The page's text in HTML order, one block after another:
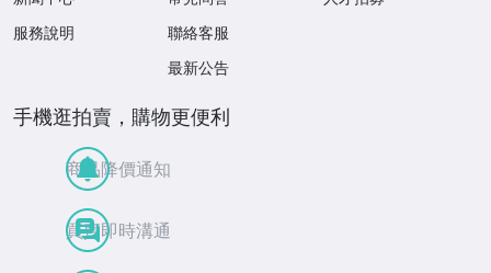
服務說明
聯絡客服
最新公告
手機逛拍賣，購物更便利
商品降價通知
買賣即時溝通